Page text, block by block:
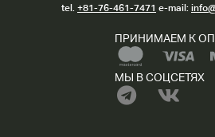
tel. +81-76-461-7471 e-mail:
ПРИНИМАЕМ К
МЫ В СОЦСЕТЯХ